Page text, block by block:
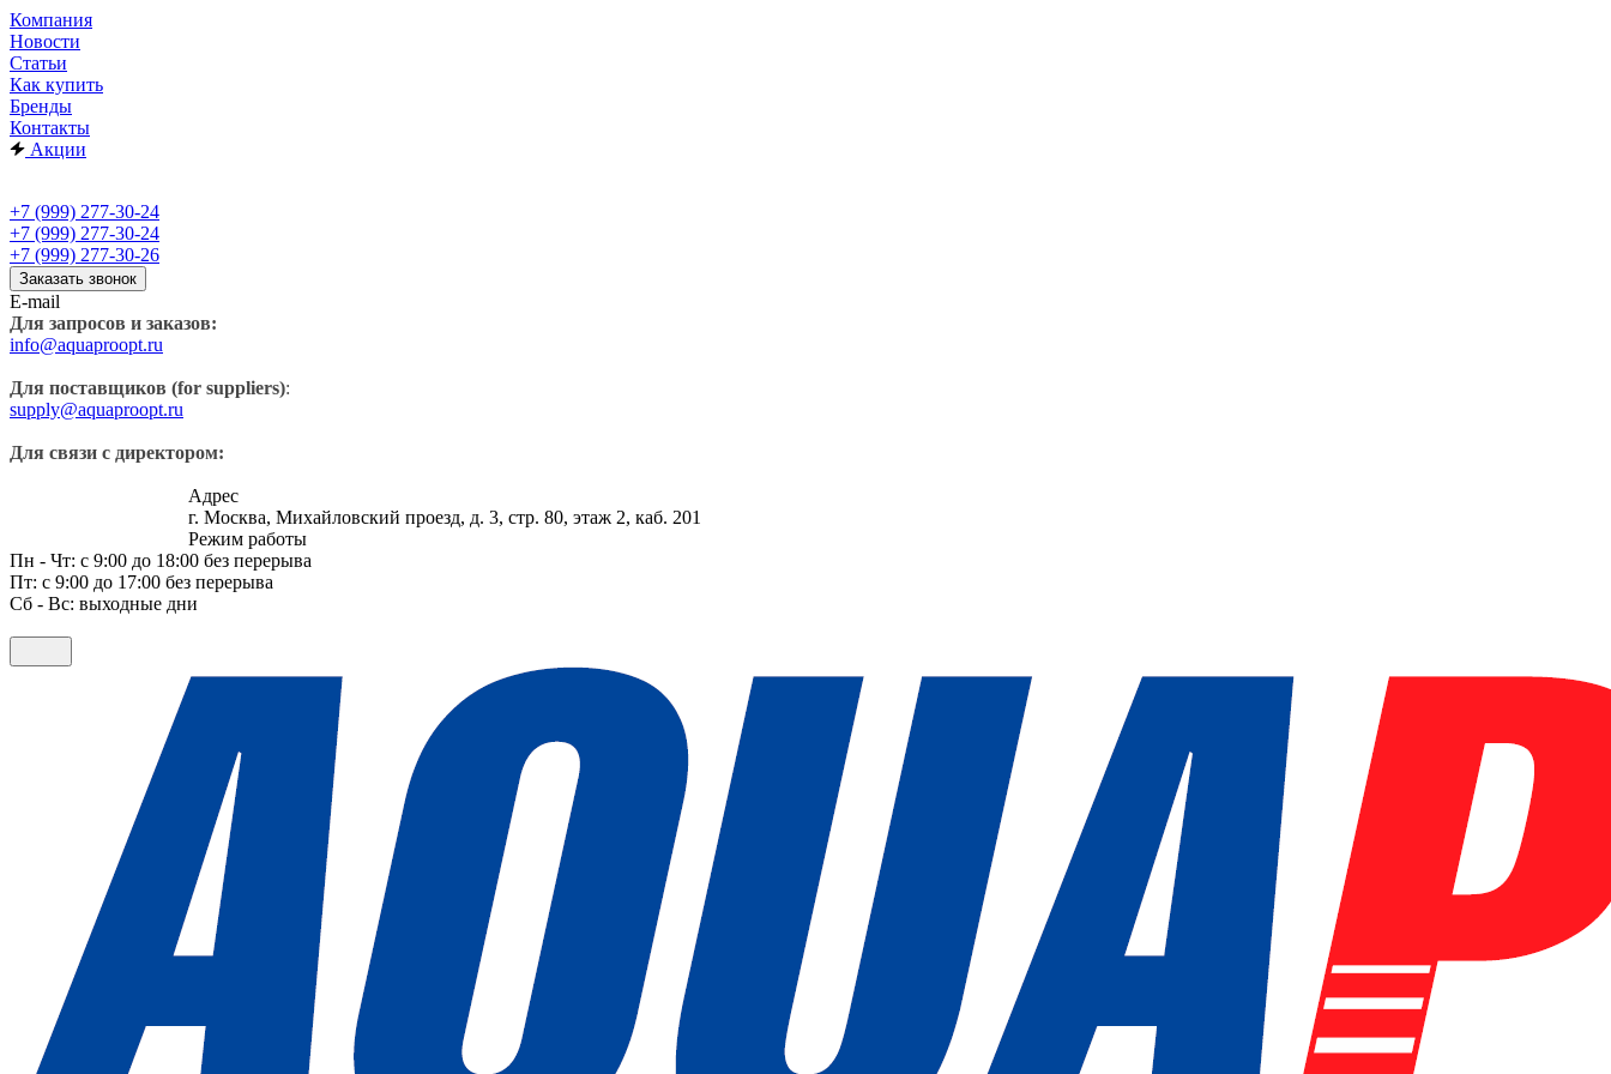
Компания
Новости
Статьи
Как купить
Бренды
Контакты
Акции
+7 (999) 277-30-24
+7 (999) 277-30-24
+7 (999) 277-30-26
Заказать звонок
E-mail
Для запросов и заказов:
info@aquaproopt.ru
Для поставщиков (for suppliers):
supply@aquaproopt.ru
Для связи с директором:
Адрес
г. Москва, Михайловский проезд, д. 3, стр. 80, этаж 2, каб. 201
Режим работы
Пн - Чт: с 9:00 до 18:00 без перерыва
Пт: с 9:00 до 17:00 без перерыва
Сб - Вс: выходные дни